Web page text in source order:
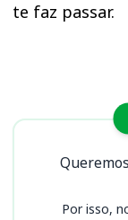
te faz passar.
Cursos
Por isso,